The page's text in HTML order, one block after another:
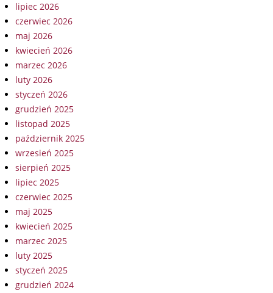
lipiec 2026
czerwiec 2026
maj 2026
kwiecień 2026
marzec 2026
luty 2026
styczeń 2026
grudzień 2025
listopad 2025
październik 2025
wrzesień 2025
sierpień 2025
lipiec 2025
czerwiec 2025
maj 2025
kwiecień 2025
marzec 2025
luty 2025
styczeń 2025
grudzień 2024